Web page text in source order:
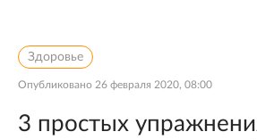
Здоровье
Опубликовано 26 февраля 2020, 08:00
3 простых